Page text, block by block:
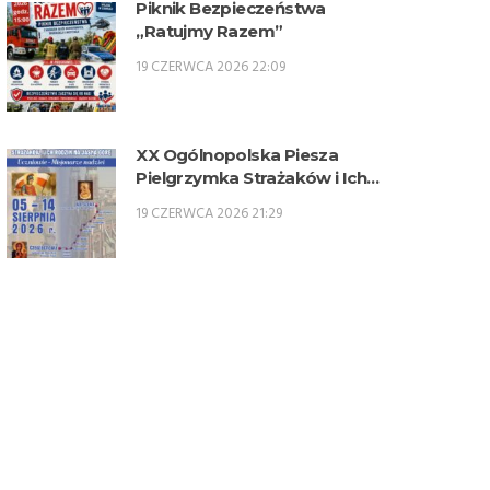
Piknik Bezpieczeństwa
„Ratujmy Razem”
19 CZERWCA 2026 22:09
XX Ogólnopolska Piesza
Pielgrzymka Strażaków i Ich
sierpnia 2026 r.
19 CZERWCA 2026 21:29